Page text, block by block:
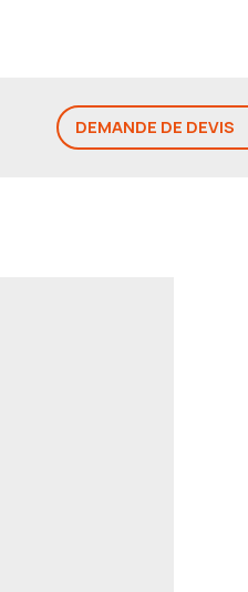
DEMANDE DE DEVIS